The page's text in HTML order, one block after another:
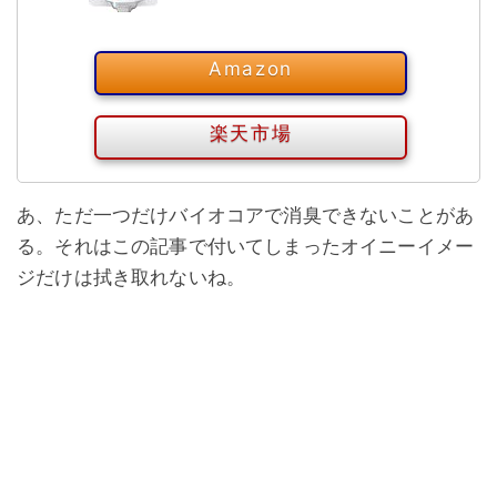
Amazon
楽天市場
あ、ただ一つだけバイオコアで消臭できないことがあ
る。それはこの記事で付いてしまったオイニーイメー
ジだけは拭き取れないね。